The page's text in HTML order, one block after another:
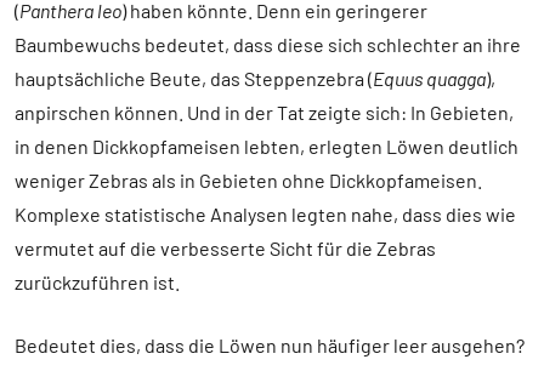
(Panthera leo) haben könnte. Denn ein geringerer
Baumbewuchs bedeutet, dass diese sich schlechter an ihre
hauptsächliche Beute, das Steppenzebra (Equus quagga),
anpirschen können. Und in der Tat zeigte sich: In Gebieten,
in denen Dickkopfameisen lebten, erlegten Löwen deutlich
weniger Zebras als in Gebieten ohne Dickkopfameisen.
Komplexe statistische Analysen legten nahe, dass dies wie
vermutet auf die verbesserte Sicht für die Zebras
zurückzuführen ist.
Bedeutet dies, dass die Löwen nun häufiger leer ausgehen?